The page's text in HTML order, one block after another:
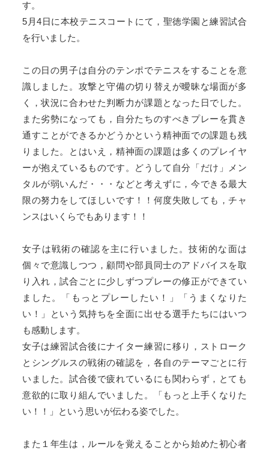
す。
5月4日に本校テニスコートにて，聖徳学園と練習試合
を行いました。
この日の男子は自分のテンポでテニスをすることを意
識しました。攻撃と守備の切り替えが曖昧な場面が多
く，状況に合わせた判断力が課題となった日でした。
また劣勢になっても，自分たちのすべきプレーを貫き
通すことができるかどうかという精神面での課題も残
りました。とはいえ，精神面の課題は多くのプレイヤ
ーが抱えているものです。どうして自分「だけ」メン
タルが弱いんだ・・・などと考えずに，今できる最大
限の努力をしてほしいです！！何度失敗しても，チャ
ンスはいくらでもあります！！
女子は戦術の確認を主に行いました。技術的な面は
個々で意識しつつ，顧問や部員同士のアドバイスを取
り入れ，試合ごとに少しずつプレーの修正ができてい
ました。「もっとプレーしたい！」「うまくなりた
い！」という気持ちを全面に出せる選手たちにはいつ
も感動します。
女子は練習試合後にナイター練習に移り，ストローク
とシングルスの戦術の確認を，各自のテーマごとに行
いました。試合後で疲れているにも関わらず，とても
意欲的に取り組んでいました。「もっと上手くなりた
い！！」という思いが伝わる姿でした。
また１年生は，ルールを覚えることから始めた初心者